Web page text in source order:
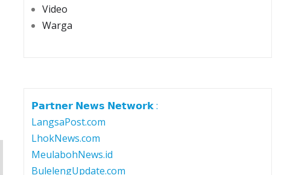
Video
Warga
𝗣𝗮𝗿𝘁𝗻𝗲𝗿 𝗡𝗲𝘄𝘀 𝗡𝗲𝘁𝘄𝗼𝗿𝗸 :
LangsaPost.com
LhokNews.com
MeulabohNews.id
BulelengUpdate.com